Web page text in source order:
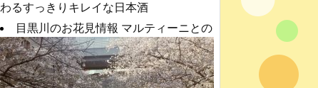
わるすっきりキレイな日本酒
目黒川のお花見情報 マルティーニとの